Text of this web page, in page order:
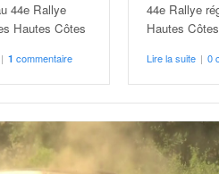
44e Rallye
Hautes Côtes
Lire la suite | 0
44e Rallye
Hautes Côtes
| 1 commentaire